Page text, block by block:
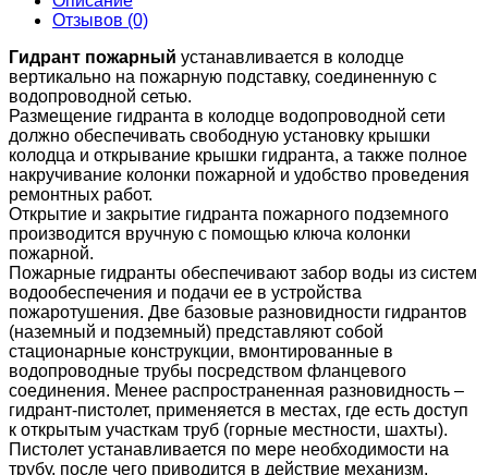
Отзывов (0)
Гидрант пожарный устанавливается в колодце
вертикально на пожарную подставку, соединенную с
водопроводной сетью.
Размещение гидранта в колодце водопроводной сети
должно обеспечивать свободную установку крышки
колодца и открывание крышки гидранта, а также полное
накручивание колонки пожарной и удобство проведения
ремонтных работ.
Открытие и закрытие гидранта пожарного подземного
производится вручную с помощью ключа колонки
пожарной.
Пожарные гидранты обеспечивают забор воды из систем
водообеспечения и подачи ее в устройства
пожаротушения. Две базовые разновидности гидрантов
(наземный и подземный) представляют собой
стационарные конструкции, вмонтированные в
водопроводные трубы посредством фланцевого
соединения. Менее распространенная разновидность –
гидрант-пистолет, применяется в местах, где есть доступ
к открытым участкам труб (горные местности, шахты).
Пистолет устанавливается по мере необходимости на
трубу, после чего приводится в действие механизм,